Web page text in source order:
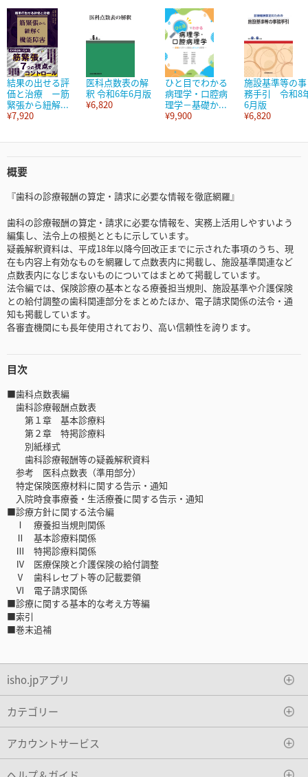
結果の出せる評
価と治療 ー筋
緊張から紐解...
¥7,920
医科点数表の解
釈 令和6年6月版
¥6,820
ひと目でわかる
病理学・口腔病
理学－基礎か...
¥9,900
施設基準等の事
務手引 令和8
6月版
¥6,820
概要
『歯科の診療報酬の算定・請求に必要な情報を徹底網羅』
歯科の診療報酬の算定・請求に必要な情報を、実務上活用しやすいよう
編集し、法令上の根拠とともに示しています。
疑義解釈資料は、平成18年以降今回改正までに示された事項のうち、現
在も内容上有効なものを網羅して点数表内に掲載し、施設基準関連など
点数表内になじまないものについてはまとめて掲載しています。
法令編では、保険診療の基本となる療養担当規則、施設基準や介護保険
との給付調整の歯科関連部分をまとめたほか、電子請求関係の法令・通
知も掲載しています。
各審査機関にも長年使用されており、高い信頼性を誇ります。
目次
■歯科点数表編
歯科診療報酬点数表
第１章 基本診療料
第２章 特掲診療料
別紙様式
歯科診療報酬等の疑義解釈資料
参考 医科点数表（準用部分）
特定保険医療材料に関する告示・通知
入院時食事療養・生活療養に関する告示・通知
■診療方針に関する法令編
Ⅰ 療養担当規則関係
Ⅱ 基本診療料関係
Ⅲ 特掲診療料関係
Ⅳ 医療保険と介護保険の給付調整
Ⅴ 歯科レセプト等の記載要領
Ⅵ 電子請求関係
■診療に関する基本的な考え方等編
■索引
■巻末追補
isho.jpアプリ
カテゴリー
アカウントサービス